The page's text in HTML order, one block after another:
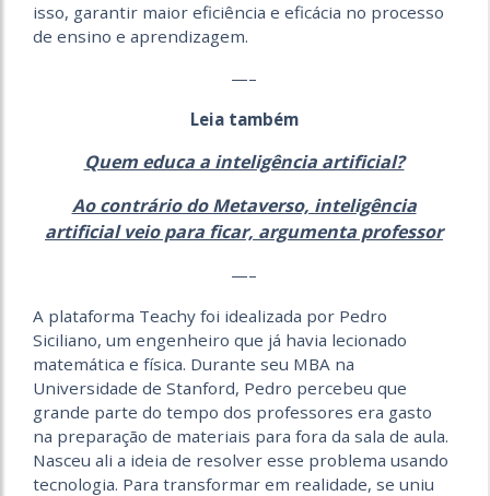
isso, garantir maior eficiência e eficácia no processo
de ensino e aprendizagem.
—–
Leia também
Quem educa a inteligência artificial?
Ao contrário do Metaverso, inteligência
artificial veio para ficar, argumenta professor
—–
A plataforma Teachy foi idealizada por Pedro
Siciliano, um engenheiro que já havia lecionado
matemática e física. Durante seu MBA na
Universidade de Stanford, Pedro percebeu que
grande parte do tempo dos professores era gasto
na preparação de materiais para fora da sala de aula.
Nasceu ali a ideia de resolver esse problema usando
tecnologia. Para transformar em realidade, se uniu